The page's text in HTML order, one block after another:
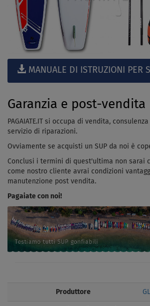
MANUALE DI ISTRUZIONI PER
Garanzia e post-vendita
PAGAIATE.IT si occupa di vendita,
servizio di riparazioni.
Ovviamente se acquisti un SUP da noi è
Conclusi i termini di quest'ultima non sarai
come nostro cliente avrai condizioni
manutenzione post vendita.
Pagaiate con noi!
Produttore